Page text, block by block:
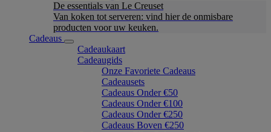
De essentials van Le Creuset
Van koken tot serveren: vind hier de onmisbare
producten voor uw keuken.
Cadeaus
Cadeaukaart
Cadeaugids
Onze Favoriete Cadeaus
Cadeausets
Cadeaus Onder €50
Cadeaus Onder €100
Cadeaus Onder €250
Cadeaus Boven €250